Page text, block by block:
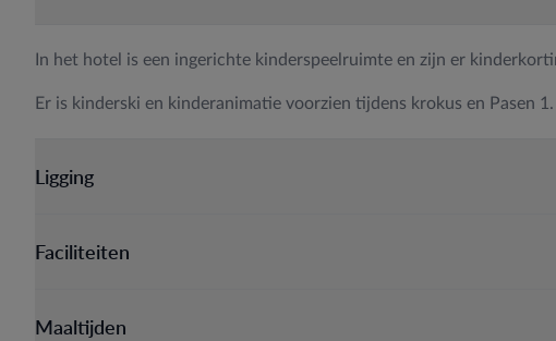
In het hotel is een ingerichte kinderspeelruimte en zijn er
Er is kinderski en kinderanimatie voorzien tijdens krokus en Pasen 1.
Ligging
Faciliteiten
Maaltijden